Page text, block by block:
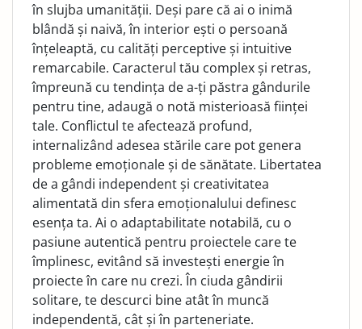
în slujba umanității. Deși pare că ai o inimă
blândă și naivă, în interior ești o persoană
înțeleaptă, cu calități perceptive și intuitive
remarcabile. Caracterul tău complex și retras,
împreună cu tendința de a-ți păstra gândurile
pentru tine, adaugă o notă misterioasă ființei
tale. Conflictul te afectează profund,
internalizând adesea stările care pot genera
probleme emoționale și de sănătate. Libertatea
de a gândi independent și creativitatea
alimentată din sfera emoționalului definesc
esența ta. Ai o adaptabilitate notabilă, cu o
pasiune autentică pentru proiectele care te
împlinesc, evitând să investești energie în
proiecte în care nu crezi. În ciuda gândirii
solitare, te descurci bine atât în muncă
independentă, cât și în parteneriate.